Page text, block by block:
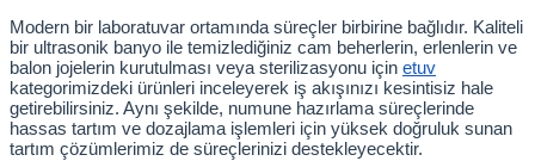
Modern bir laboratuvar ortamında süreçler birbirine bağlıdır. Kaliteli
bir ultrasonik banyo ile temizlediğiniz cam beherlerin, erlenlerin ve
balon jojelerin kurutulması veya sterilizasyonu için etuv
kategorimizdeki ürünleri inceleyerek iş akışınızı kesintisiz hale
getirebilirsiniz. Aynı şekilde, numune hazırlama süreçlerinde
hassas tartım ve dozajlama işlemleri için yüksek doğruluk sunan
tartım çözümlerimiz de süreçlerinizi destekleyecektir.